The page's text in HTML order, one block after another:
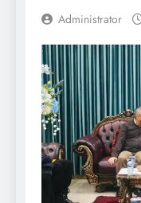
Administrator